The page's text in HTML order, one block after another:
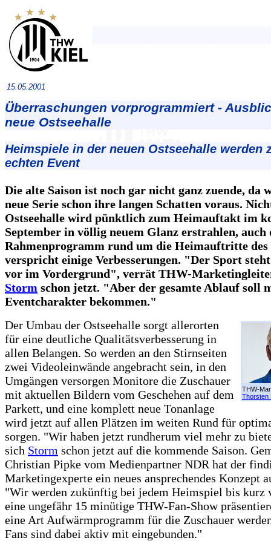
15.05.2001
Überraschungen vorprogrammiert -
neue Ostseehalle
Heimspiele in der neuen Ostseehalle werden
echten Event
Die alte Saison ist noch gar nicht ganz zuende, da
neue Serie schon ihre langen Schatten voraus.
Ostseehalle wird pünktlich zum Heimauftakt im
September in völlig neuem Glanz erstrahlen, auch
Rahmenprogramm rund um die Heimauftritte
verspricht einige Verbesserungen. "Der Sport
vor im Vordergrund", verrät THW-
Storm schon jetzt. "Aber der gesamte Ablauf soll
Eventcharakter bekommen."
THW-
Thorsten
Der Umbau der Ostseehalle sorgt allerorten
für eine deutliche Qualitätsverbesserung in
allen Belangen. So werden an den Stirnseiten
zwei Videoleinwände angebracht sein, in den
Umgängen versorgen Monitore die Zuschauer
mit aktuellen Bildern vom Geschehen auf dem
Parkett, und eine komplett neue Tonanlage
wird jetzt auf allen Plätzen im weiten Rund für
sorgen. "Wir haben jetzt rundherum viel mehr zu
sich Storm schon jetzt auf die kommende Saison.
Christian Pipke vom Medienpartner NDR hat der
Marketingexperte ein neues ansprechendes Konzept
"Wir werden zukünftig bei jedem Heimspiel bis
eine ungefähr 15 minütige THW-Fan-Show
eine Art Aufwärmprogramm für die Zuschauer
Fans sind dabei aktiv mit eingebunden."